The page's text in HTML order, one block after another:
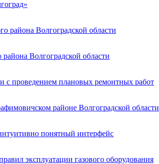
района Волгоградской области
Волгоградской области
с проведением плановых ремонтных работ
районе Волгоградской области
понятный интерфейс
эксплуатации газового оборудования